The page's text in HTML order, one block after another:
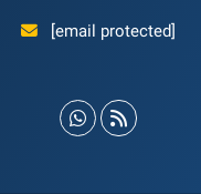
[email protected]